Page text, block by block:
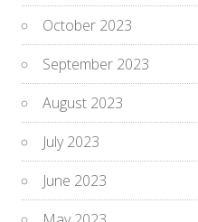
October 2023
September 2023
August 2023
July 2023
June 2023